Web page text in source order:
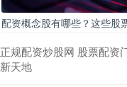
配资概念股有哪些？这些股
正规配资炒股网 股票配资
新天地